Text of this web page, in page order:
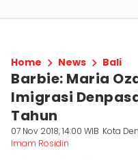
Home News Bali
Barbie: Maria
Imigrasi
Tahun
07 Nov 2018, 14:00 WIB Kota
Imam Rosidin